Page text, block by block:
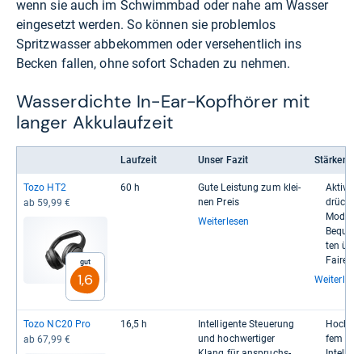
wenn sie auch im Schwimmbad oder nahe am Wasser
eingesetzt werden. So können sie problemlos
Spritzwasser abbekommen oder versehentlich ins
Becken fallen, ohne sofort Schaden zu nehmen.
Wasserdichte In-Ear-Kopfhörer mit
langer Akkulaufzeit
Laufzeit Unser Fazit Stärken
Tozo HT2
ab 59,99 €
Gut
1,6
60 h
Gute Leis­tung zum klei­
nen Preis
Weiterlesen
Aktive
Modi
ten
Fai­rer
Tozo NC20 Pro
ab 67,99 €
16,5 h
Intel­li­gente Steue­rung
und hoch­wer­ti­ger
fem